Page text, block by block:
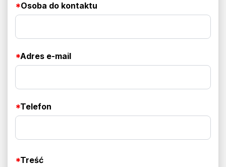
*Osoba do kontaktu
*Adres e-mail
*Telefon
*Treść